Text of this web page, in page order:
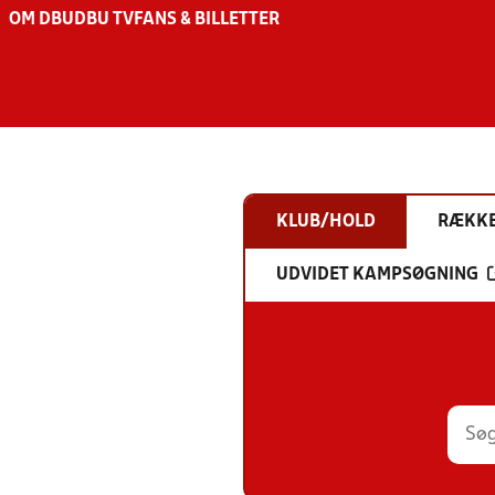
OM DBU DBU TV FANS & BILLETTER
KLUB/HOLD
UDVIDET KAMPSØGNING